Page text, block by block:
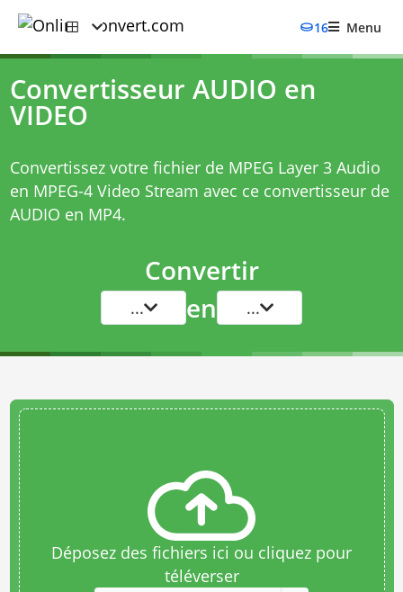
16 Menu
Convertisseur AUDIO en
VIDEO
Convertissez votre fichier de MPEG Layer 3 Audio
en MPEG-4 Video Stream avec ce convertisseur de
AUDIO en MP4.
Convertir
... en ...
Déposez des fichiers ici ou cliquez pour
téléverser